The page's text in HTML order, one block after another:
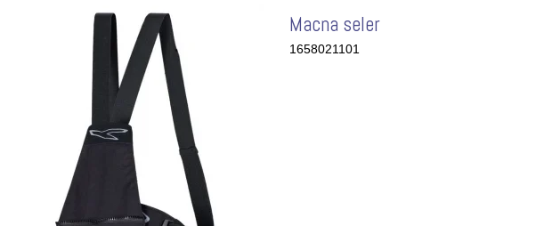
Macna seler
1658021101